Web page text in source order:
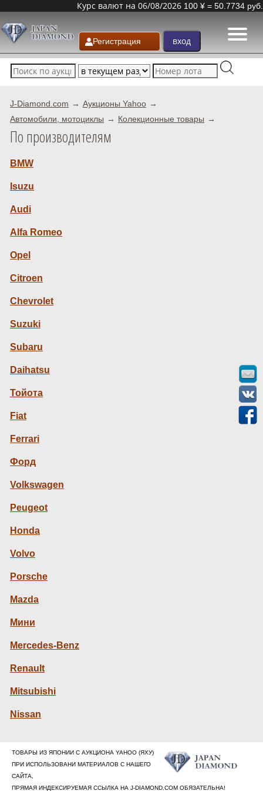
Курс валют на 06/08/2026 100 ¥ = 50.7734 руб.
Регистрация
J-Diamond.com
Аукционы Yahoo
Автомобили, мотоциклы
Колекционные товары
По производителям
BMW
Isuzu
Audi
Alfa Romeo
Opel
Citroen
Chevrolet
Suzuki
Subaru
Daihatsu
Тойота
Fiat
Ferrari
Форд
Volkswagen
Peugeot
Honda
Volvo
Porsche
Mazda
Мини
Mercedes-Benz
Renault
Mitsubishi
Nissan
ТОВАРЫ ИЗ ЯПОНИИ С АУКЦИОНА YAHOO (ЯХУ)
ПРИ ИСПОЛЬЗОВАНИ МАТЕРИАЛОВ С НАШЕГО
САЙТА,
ПРЯМАЯ ИНДЕКСИРУЕМАЯ ССЫЛКА НА J-DIAMOND.COM ОБЯЗАТЕЛЬНА!